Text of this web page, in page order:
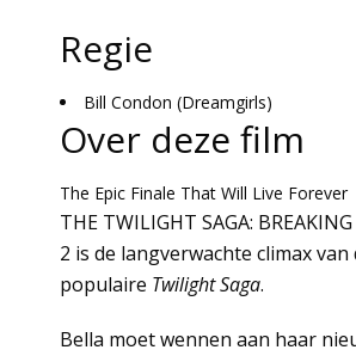
Regie
Bill Condon (Dreamgirls)
Over deze film
The Epic Finale That Will Live Forever
THE TWILIGHT SAGA:
2 is de langverwachte climax van
populaire Twilight Saga.
Bella moet wennen aan haar